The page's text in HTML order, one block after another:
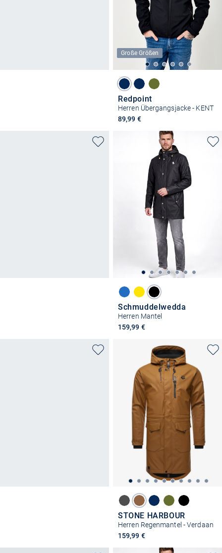
Große Größen
Redpoint
Herren Übergangsjacke - KENT
89,99 €
Schmuddelwedda
Herren Mantel
159,99 €
STONE HARBOUR
Herren Regenmantel - Verdaan
159,99 €